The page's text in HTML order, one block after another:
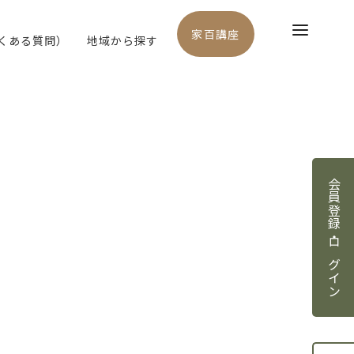
会員登録・ログイン
ある質問） 地域から探す 家百講座